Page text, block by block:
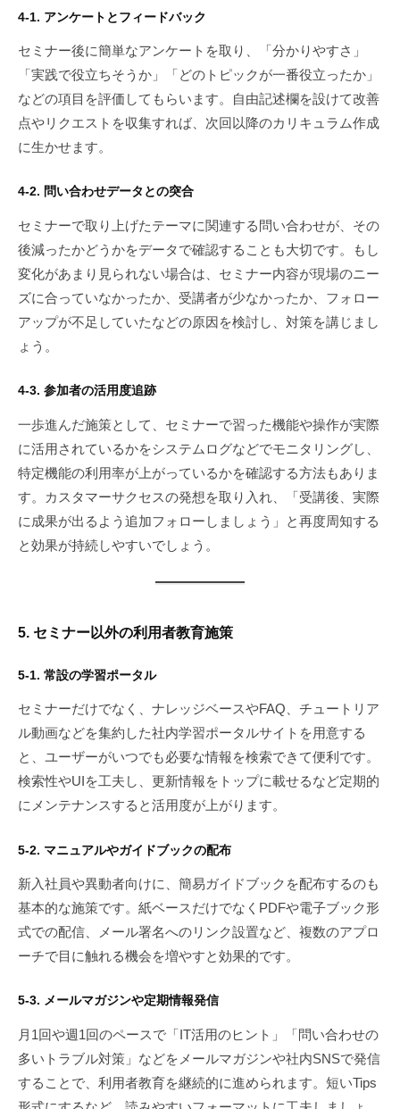
4-1. アンケートとフィードバック
セミナー後に簡単なアンケートを取り、「分かりやすさ」
「実践で役立ちそうか」「どのトピックが一番役立ったか」
などの項目を評価してもらいます。自由記述欄を設けて改善
点やリクエストを収集すれば、次回以降のカリキュラム作成
に生かせます。
4-2. 問い合わせデータとの突合
セミナーで取り上げたテーマに関連する問い合わせが、その
後減ったかどうかをデータで確認することも大切です。もし
変化があまり見られない場合は、セミナー内容が現場のニー
ズに合っていなかったか、受講者が少なかったか、フォロー
アップが不足していたなどの原因を検討し、対策を講じまし
ょう。
4-3. 参加者の活用度追跡
一歩進んだ施策として、セミナーで習った機能や操作が実際
に活用されているかをシステムログなどでモニタリングし、
特定機能の利用率が上がっているかを確認する方法もありま
す。カスタマーサクセスの発想を取り入れ、「受講後、実際
に成果が出るよう追加フォローしましょう」と再度周知する
と効果が持続しやすいでしょう。
5. セミナー以外の利用者教育施策
5-1. 常設の学習ポータル
セミナーだけでなく、ナレッジベースやFAQ、チュートリア
ル動画などを集約した社内学習ポータルサイトを用意する
と、ユーザーがいつでも必要な情報を検索できて便利です。
検索性やUIを工夫し、更新情報をトップに載せるなど定期的
にメンテナンスすると活用度が上がります。
5-2. マニュアルやガイドブックの配布
新入社員や異動者向けに、簡易ガイドブックを配布するのも
基本的な施策です。紙ベースだけでなくPDFや電子ブック形
式での配信、メール署名へのリンク設置など、複数のアプロ
ーチで目に触れる機会を増やすと効果的です。
5-3. メールマガジンや定期情報発信
月1回や週1回のペースで「IT活用のヒント」「問い合わせの
多いトラブル対策」などをメールマガジンや社内SNSで発信
することで、利用者教育を継続的に進められます。短いTips